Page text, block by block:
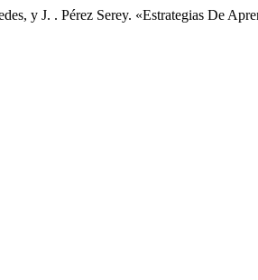
y J. . Pérez Serey. «Estrategias De